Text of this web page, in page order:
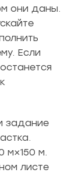
они даны.
Если
задание
м×150 м.
листе